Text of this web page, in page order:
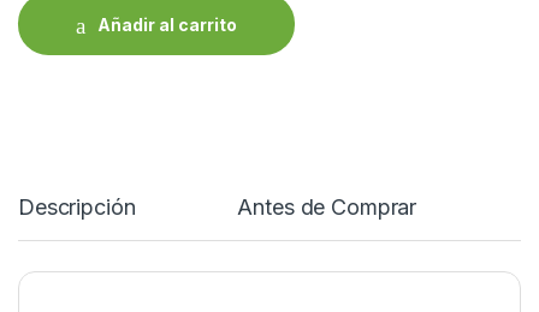
Añadir al carrito
Descripción Antes de Comprar